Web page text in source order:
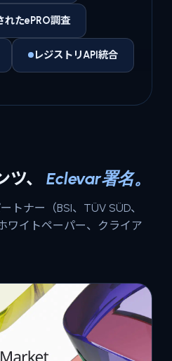
れたePRO調査
レジストリAPI統合
ツ、Eclevar署名。
トナー（BSI、TÜV SÜD、
ワイトペーパー、クライア